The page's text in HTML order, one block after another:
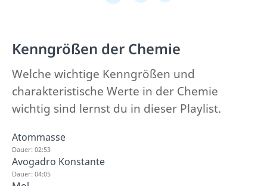
Kenngrößen der Chemie
Welche wichtige Kenngrößen und
charakteristische Werte in der Chemie
wichtig sind lernst du in dieser Playlist.
Atommasse
Dauer: 02:53
Avogadro Konstante
Dauer: 04:05